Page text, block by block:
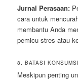
Jurnal Perasaan:
cara untuk
membantu Anda
pemicu stres atau
8. BATASI
Meskipun penting